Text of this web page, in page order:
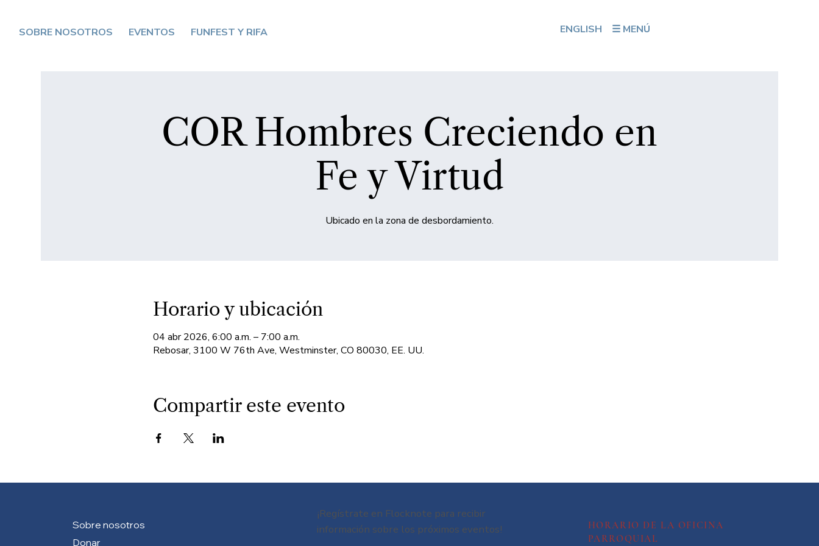
ENGLISH ☰ MENÚ
SOBRE NOSOTROS EVENTOS FUNFEST Y RIFA
COR Hombres Creciendo en
Fe y Virtud
Ubicado en la zona de desbordamiento.
Horario y ubicación
04 abr 2026, 6:00 a.m. – 7:00 a.m.
Rebosar, 3100 W 76th Ave, Westminster, CO 80030, EE. UU.
Compartir este evento
Sobre nosotros
Donar
¡Regístrate en Flocknote para recibir
información sobre los próximos eventos!
HORARIO DE LA OFICINA
PARROQUIAL